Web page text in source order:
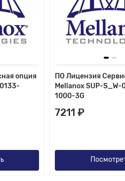
опция
ПО Лицензия
Mellanox SUP-S_W-
1000-3G
7211 ₽